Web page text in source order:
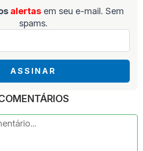
alertas em seu e-mail. Sem
spams.
ASSINAR